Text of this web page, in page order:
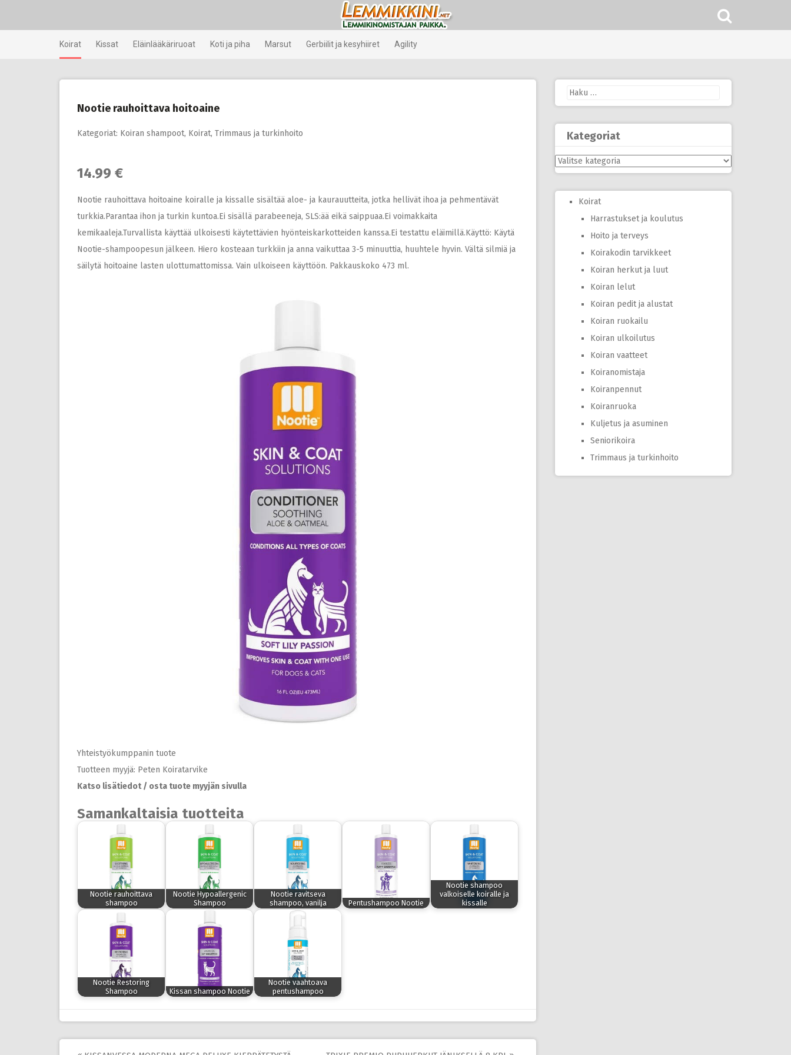
Koirat Kissat Eläinlääkäriruoat Koti ja piha Marsut Gerbiilit ja kesyhiiret Agility
Nootie rauhoittava hoitoaine
Kategoriat: Koiran shampoot, Koirat, Trimmaus ja turkinhoito
14.99 €
Nootie rauhoittava hoitoaine koiralle ja kissalle sisältää aloe- ja kaurauutteita, jotka hellivät ihoa ja pehmentävät
turkkia.Parantaa ihon ja turkin kuntoa.Ei sisällä parabeeneja, SLS:ää eikä saippuaa.Ei voimakkaita
kemikaaleja.Turvallista käyttää ulkoisesti käytettävien hyönteiskarkotteiden kanssa.Ei testattu eläimillä.Käyttö: Käytä
Nootie-shampoopesun jälkeen. Hiero kosteaan turkkiin ja anna vaikuttaa 3-5 minuuttia, huuhtele hyvin. Vältä silmiä ja
säilytä hoitoaine lasten ulottumattomissa. Vain ulkoiseen käyttöön. Pakkauskoko 473 ml.
Yhteistyökumppanin tuote
Tuotteen myyjä: Peten Koiratarvike
Katso lisätiedot / osta tuote myyjän sivulla
Samankaltaisia tuotteita
Nootie rauhoittava
shampoo
Nootie Hypoallergenic
Shampoo
Nootie ravitseva
shampoo, vanilja
Pentushampoo Nootie
Nootie shampoo
valkoiselle koiralle ja
kissalle
Nootie Restoring
Shampoo
Kissan shampoo Nootie
Nootie vaahtoava
pentushampoo
Haku:
Kategoriat
Kategoriat
Koirat
Harrastukset ja koulutus
Hoito ja terveys
Koirakodin tarvikkeet
Koiran herkut ja luut
Koiran lelut
Koiran pedit ja alustat
Koiran ruokailu
Koiran ulkoilutus
Koiran vaatteet
Koiranomistaja
Koiranpennut
Koiranruoka
Kuljetus ja asuminen
Seniorikoira
Trimmaus ja turkinhoito